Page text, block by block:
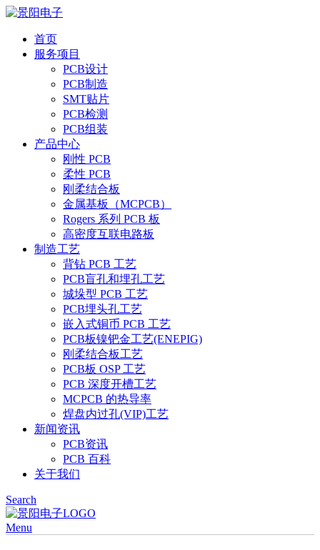
首页
服务项目
PCB设计
PCB制造
SMT贴片
PCB检测
PCB组装
产品中心
刚性 PCB
柔性 PCB
刚柔结合板
金属基板（MCPCB）
Rogers 系列 PCB 板
高密度互联电路板
制造工艺
背钻 PCB 工艺
PCB盲孔和埋孔工艺
城垛型 PCB 工艺
PCB埋头孔工艺
嵌入式铜币 PCB 工艺
PCB板镍钯金工艺(ENEPIG)
刚柔结合板工艺
PCB板 OSP 工艺
PCB 深度开槽工艺
MCPCB 的热导率
焊盘内过孔(VIP)工艺
新闻资讯
PCB资讯
PCB 百科
关于我们
Search
Menu